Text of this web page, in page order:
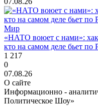
Мир
«НАТО воюет с нами»:
кто на самом деле бьет по
1 217
0
07.08.26
О сайте
Информационно -
Политическое Шоу»